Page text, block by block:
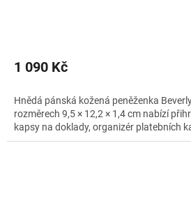
1 090 Kč
Hnědá pánská kožená peněženka
rozměrech 9,5 × 12,2 × 1,4 cm nabízí
kapsy na doklady, organizér platebních